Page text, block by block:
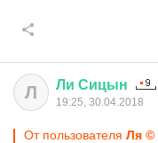
Л Ли Сицын
19:25, 30.04.2018
От пользователя Ля ©